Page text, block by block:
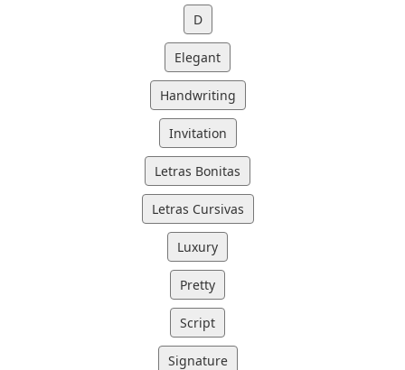
D
Elegant
Handwriting
Invitation
Letras Bonitas
Letras Cursivas
Luxury
Pretty
Script
Signature